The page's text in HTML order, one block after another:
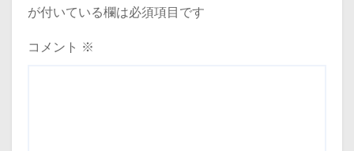
が付いている欄は必須項目です
コメント ※